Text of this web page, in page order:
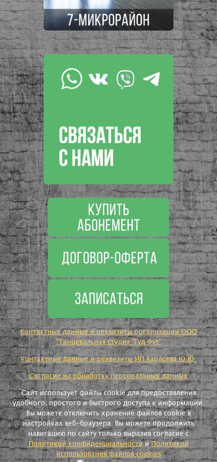
Контактные данные и реквизиты организации ООО
"Танцевальная студия "Гуд Фут"
Контактные данные и реквизиты ИП Карасева Ю.Ю.
Согласие на обработку персональных данных
Сайт использует файлы cookie для предоставления
удобного, простого и быстрого доступа к информации.
Вы можете отключить хранение файлов cookie в
настройках веб-браузера. Вы можете продолжить
навигацию по сайту только выразив согласие с
Политикой конфиденциальности иПолитикой
использования файлов cookies